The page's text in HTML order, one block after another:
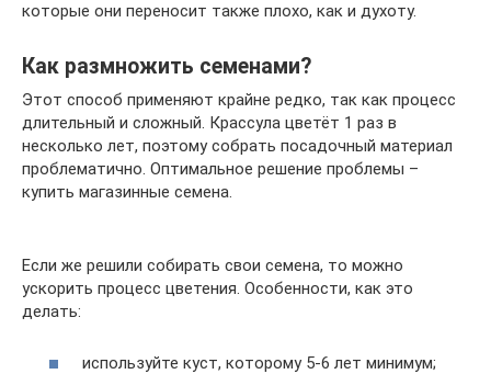
которые они переносит также плохо, как и духоту.
Как размножить семенами?
Этот способ применяют крайне редко, так как процесс
длительный и сложный. Крассула цветёт 1 раз в
несколько лет, поэтому собрать посадочный материал
проблематично. Оптимальное решение проблемы –
купить магазинные семена.
Если же решили собирать свои семена, то можно
ускорить процесс цветения. Особенности, как это
делать:
используйте куст, которому 5-6 лет минимум;